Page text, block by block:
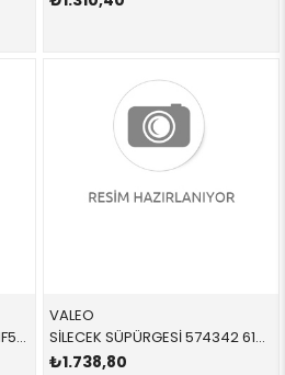
SİLECEK SÜPÜRGESİ NF507-NF507 61615A87C97 61610420549 E87 TAKIM ÖN 2005-2012
VALEO
SİLECEK SÜPÜRGESİ 574342 61615A87C97 61610420549 E87 TAKIM ÖN 2005-2012
₺1.738,80